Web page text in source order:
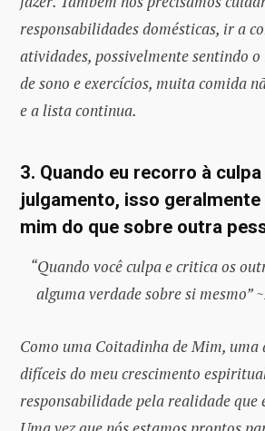
responsabilidades domésticas, ir a
atividades, possivelmente sentindo
de sono e exercícios, muita comida
e a lista continua.
3. Quando eu recorro à culpa
julgamento, isso
mim do que sobre outra
“Quando você culpa e critica os
alguma verdade sobre si mesmo”
Como uma Coitadinha de Mim, uma
difíceis do meu crescimento
responsabilidade pela realidade que